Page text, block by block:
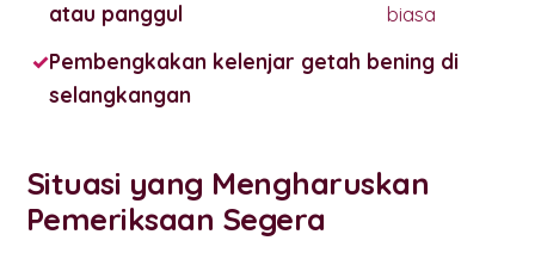
atau panggul
biasa
Pembengkakan kelenjar getah bening di
selangkangan
Situasi yang Mengharuskan
Pemeriksaan Segera